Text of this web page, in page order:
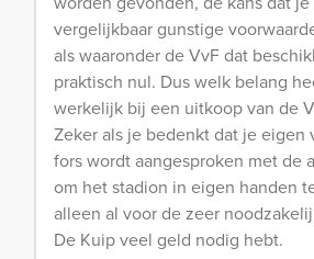
vergelijkbaar gunstige
als waaronder de VvF dat
praktisch nul. Dus welk belang
werkelijk bij een uitkoop van de
Zeker als je bedenkt dat je eigen
fors wordt aangesproken met de
om het stadion in eigen handen
alleen al voor de zeer
De Kuip veel geld nodig hebt.